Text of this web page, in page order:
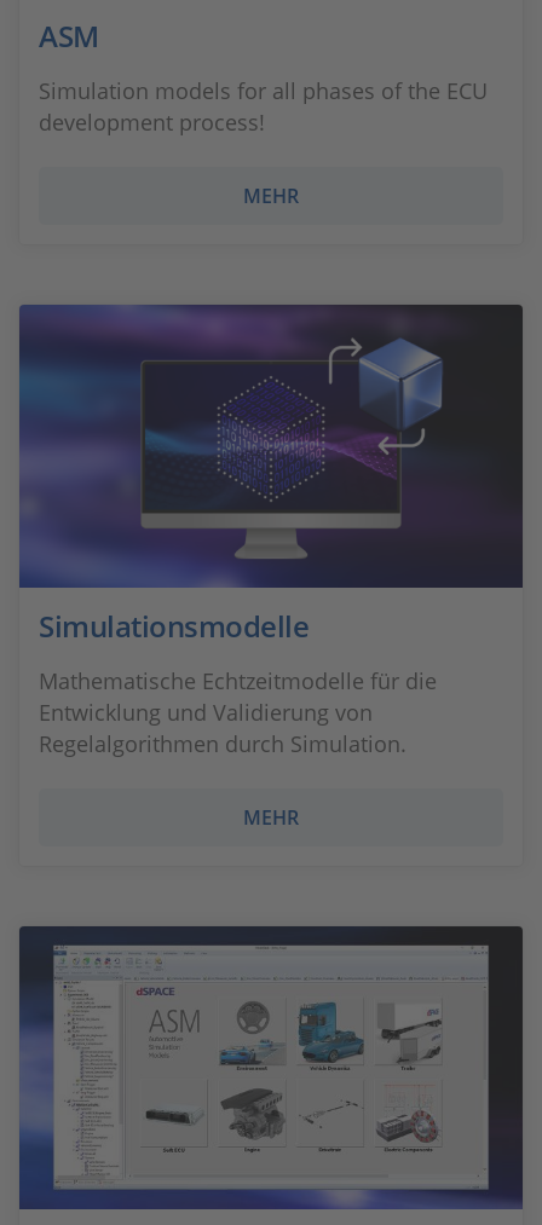
ASM
Simulation models for all phases of the ECU
development process!
MEHR
Simulationsmodelle
Mathematische Echtzeitmodelle für die
Entwicklung und Validierung von
Regelalgorithmen durch Simulation.
MEHR